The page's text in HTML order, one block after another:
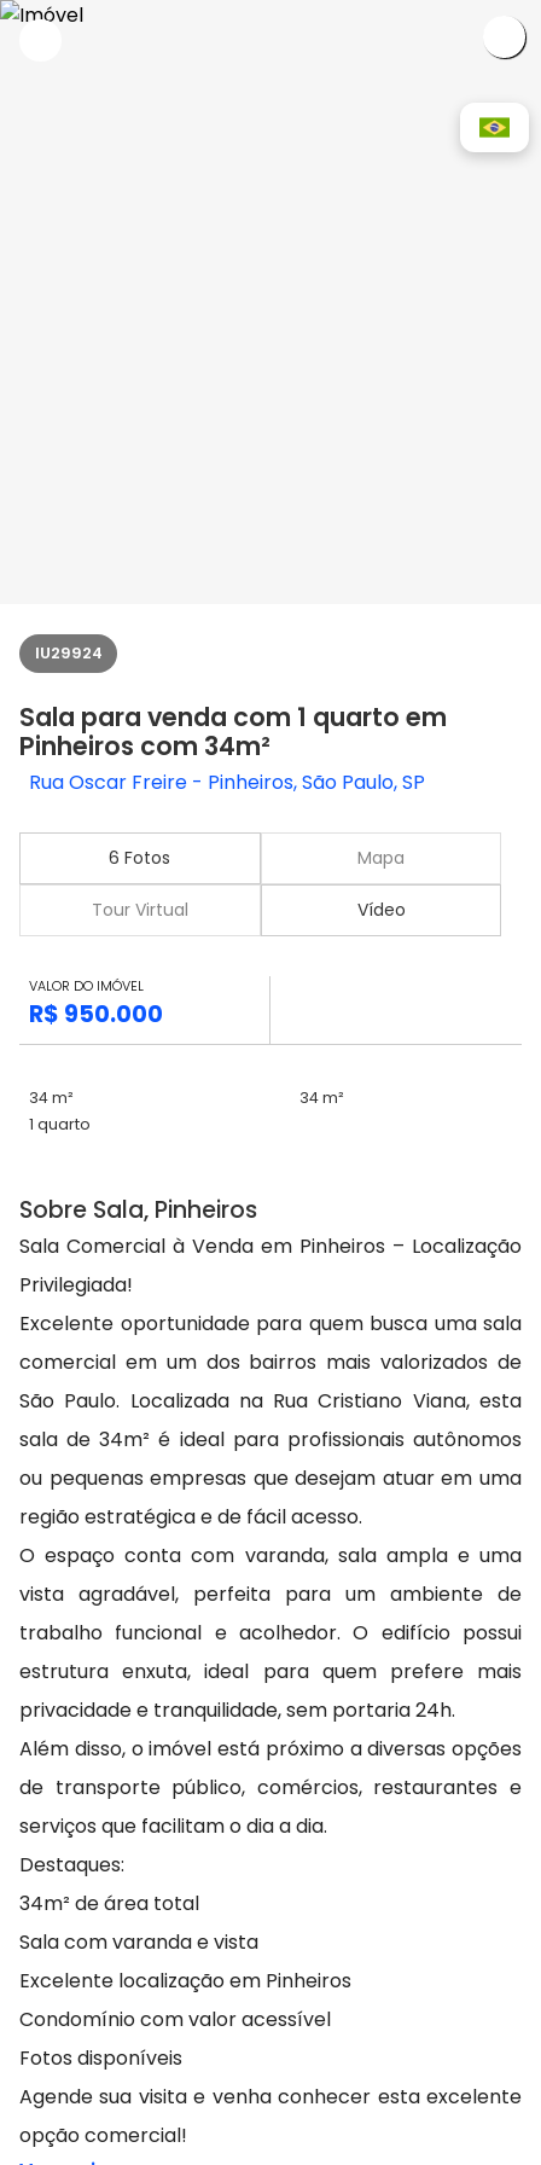
IU29924
Sala para venda com 1 quarto em
Pinheiros com 34m²
Rua Oscar Freire - Pinheiros, São Paulo, SP
6 Fotos Mapa
Tour Virtual Vídeo
VALOR DO IMÓVEL
R$ 950.000
34 m²
34 m²
1 quarto
Sobre Sala, Pinheiros
Sala Comercial à Venda em Pinheiros – Localização
Privilegiada!
Excelente oportunidade para quem busca uma sala
comercial em um dos bairros mais valorizados de
São Paulo. Localizada na Rua Cristiano Viana, esta
sala de 34m² é ideal para profissionais autônomos
ou pequenas empresas que desejam atuar em uma
região estratégica e de fácil acesso.
O espaço conta com varanda, sala ampla e uma
vista agradável, perfeita para um ambiente de
trabalho funcional e acolhedor. O edifício possui
estrutura enxuta, ideal para quem prefere mais
privacidade e tranquilidade, sem portaria 24h.
Além disso, o imóvel está próximo a diversas opções
de transporte público, comércios, restaurantes e
serviços que facilitam o dia a dia.
Destaques:
34m² de área total
Sala com varanda e vista
Excelente localização em Pinheiros
Condomínio com valor acessível
Fotos disponíveis
Agende sua visita e venha conhecer esta excelente
opção comercial!